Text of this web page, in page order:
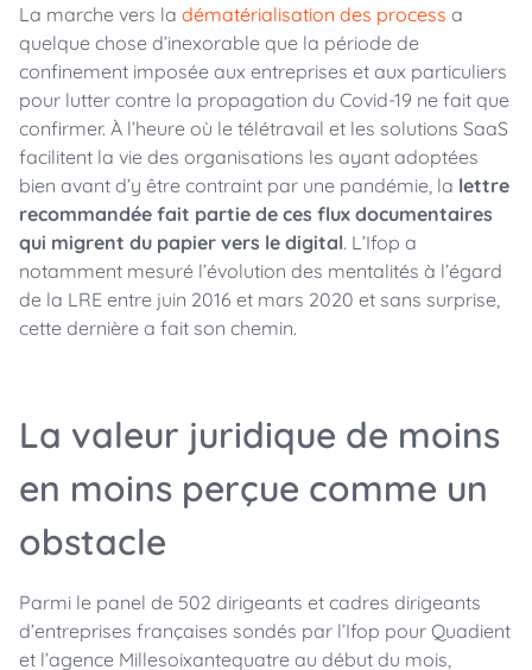
La marche vers la dématérialisation des process a
quelque chose d’inexorable que la période de
confinement imposée aux entreprises et aux particuliers
pour lutter contre la propagation du Covid-19 ne fait que
confirmer. À l’heure où le télétravail et les solutions SaaS
facilitent la vie des organisations les ayant adoptées
bien avant d’y être contraint par une pandémie, la lettre
recommandée fait partie de ces flux documentaires
qui migrent du papier vers le digital. L’Ifop a
notamment mesuré l’évolution des mentalités à l’égard
de la LRE entre juin 2016 et mars 2020 et sans surprise,
cette dernière a fait son chemin.
La valeur juridique de moins
en moins perçue comme un
obstacle
Parmi le panel de 502 dirigeants et cadres dirigeants
d’entreprises françaises sondés par l’Ifop pour Quadient
et l’agence Millesoixantequatre au début du mois,